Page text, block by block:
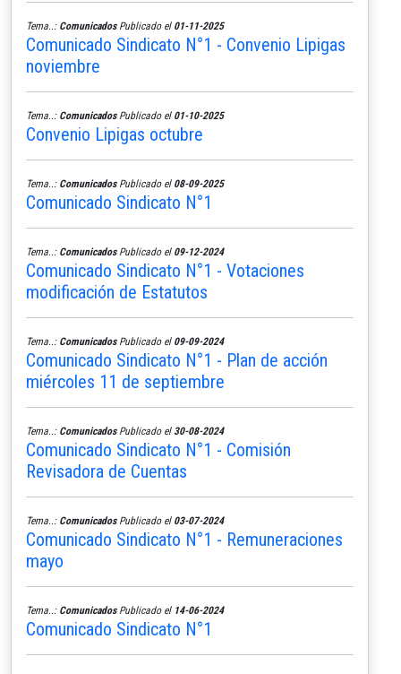
Tema..: ComunicadosPublicado el 01-11-2025
Comunicado Sindicato N°1 - Convenio Lipigas
noviembre
Tema..: ComunicadosPublicado el 01-10-2025
Convenio Lipigas octubre
Tema..: ComunicadosPublicado el 08-09-2025
Comunicado Sindicato N°1
Tema..: ComunicadosPublicado el 09-12-2024
Comunicado Sindicato N°1 - Votaciones
modificación de Estatutos
Tema..: ComunicadosPublicado el 09-09-2024
Comunicado Sindicato N°1 - Plan de acción
miércoles 11 de septiembre
Tema..: ComunicadosPublicado el 30-08-2024
Comunicado Sindicato N°1 - Comisión
Revisadora de Cuentas
Tema..: ComunicadosPublicado el 03-07-2024
Comunicado Sindicato N°1 - Remuneraciones
mayo
Tema..: ComunicadosPublicado el 14-06-2024
Comunicado Sindicato N°1